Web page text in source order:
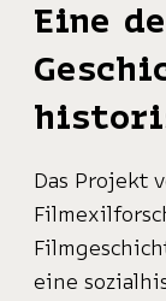
Eine
Das Projekt
eine